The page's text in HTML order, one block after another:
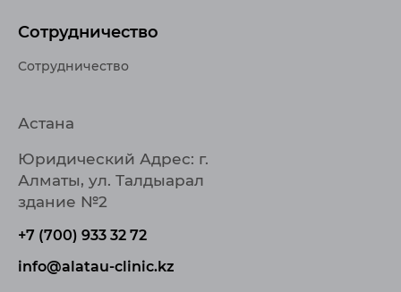
Сотрудничество
Сотрудничество
Астана
Юридический Адрес: г.
Алматы, ул. Талдыарал
здание №2
+7 (700) 933 32 72
info@alatau-clinic.kz